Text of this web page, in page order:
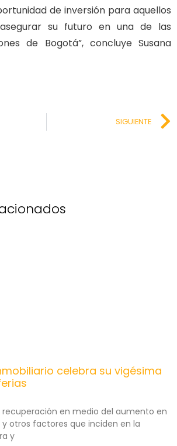
de inversión para aquellos
su futuro en una de las
de Bogotá”, concluye Susana
SIGUIENTE
celebra su vigésima
recuperación en medio del aumento en
otros factores que inciden en la
y